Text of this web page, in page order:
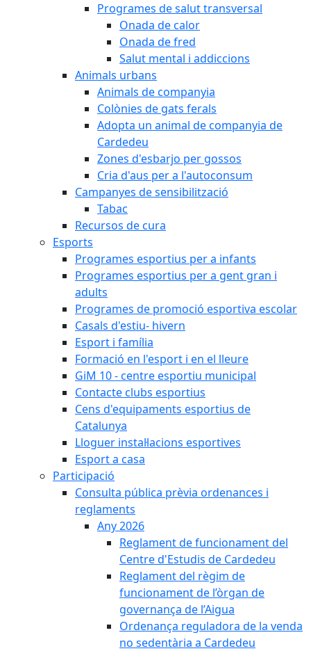
Programes de salut transversal
Onada de calor
Onada de fred
Salut mental i addiccions
Animals urbans
Animals de companyia
Colònies de gats ferals
Adopta un animal de companyia de
Cardedeu
Zones d'esbarjo per gossos
Cria d'aus per a l'autoconsum
Campanyes de sensibilització
Tabac
Recursos de cura
Esports
Programes esportius per a infants
Programes esportius per a gent gran i
adults
Programes de promoció esportiva escolar
Casals d'estiu- hivern
Esport i família
Formació en l'esport i en el lleure
GiM 10 - centre esportiu municipal
Contacte clubs esportius
Cens d'equipaments esportius de
Catalunya
Lloguer instal·lacions esportives
Esport a casa
Participació
Consulta pública prèvia ordenances i
reglaments
Any 2026
Reglament de funcionament del
Centre d'Estudis de Cardedeu
Reglament del règim de
funcionament de l’òrgan de
governança de l’Aigua
Ordenança reguladora de la venda
no sedentària a Cardedeu